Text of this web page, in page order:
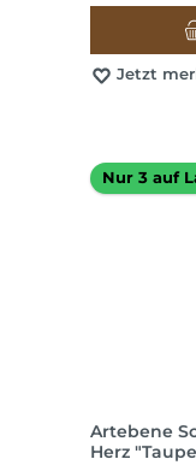
Jetzt
Nur 3 auf
Artebene
Herz